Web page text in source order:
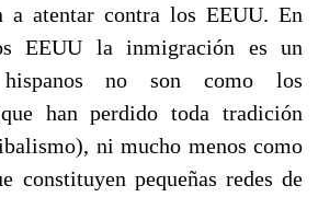
a atentar contra los EEUU. En
EEUU la inmigración es un
no son como los
han perdido toda tradición
ni mucho menos como
constituyen pequeñas redes de